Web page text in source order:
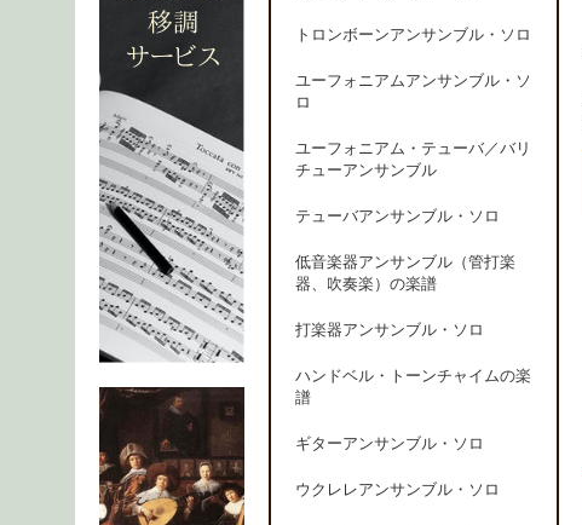
トロンボーンアンサンブル・ソロ
ユーフォニアムアンサンブル・ソ
ロ
ユーフォニアム・テューバ／バリ
チューアンサンブル
テューバアンサンブル・ソロ
低音楽器アンサンブル（管打楽
器、吹奏楽）の楽譜
打楽器アンサンブル・ソロ
ハンドベル・トーンチャイムの楽
譜
ギターアンサンブル・ソロ
ウクレレアンサンブル・ソロ